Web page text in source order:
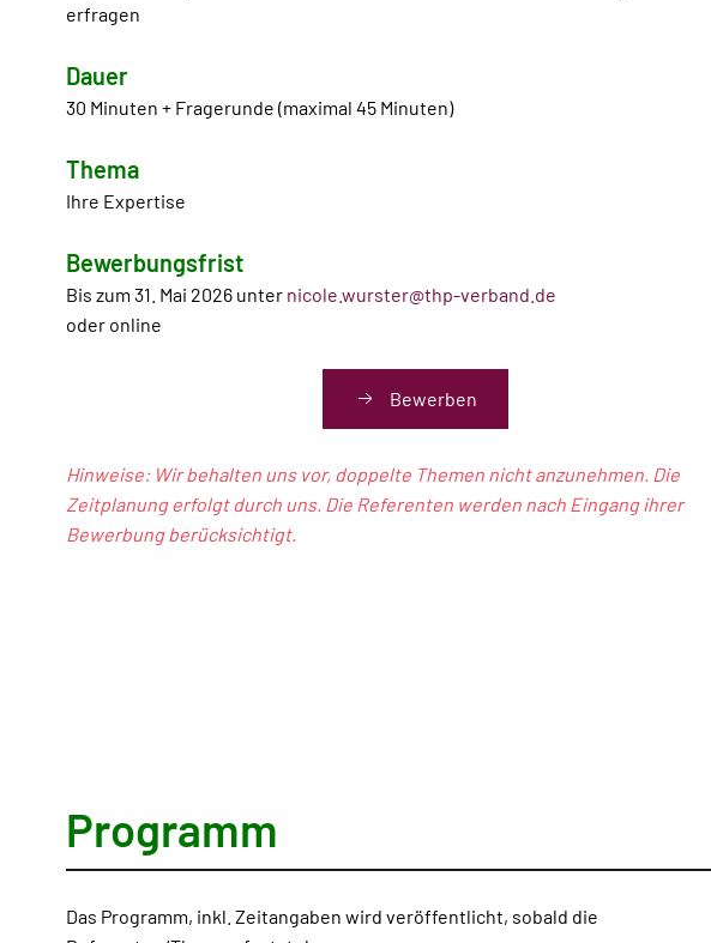
erfragen
Dauer
30 Minuten + Fragerunde (maximal 45 Minuten)
Thema
Ihre Expertise
Bewerbungsfrist
Bis zum 31. Mai 2026 unter nicole.wurster@thp-verband.de
oder online
Bewerben
Hinweise: Wir behalten uns vor, doppelte Themen nicht anzunehmen. Die
Zeitplanung erfolgt durch uns. Die Referenten werden nach Eingang ihrer
Bewerbung berücksichtigt.
Programm
Das Programm, inkl. Zeitangaben wird veröffentlicht, sobald die